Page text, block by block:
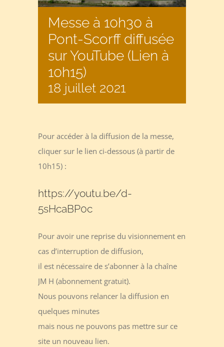
Messe à 10h30 à
Pont-Scorff diffusée
sur YouTube (Lien à
10h15)
18 juillet 2021
Pour accéder à la diffusion de la messe,
cliquer sur le lien ci-dessous (à partir de
10h15) :
https://youtu.be/d-
5sHcaBP0c
Pour avoir une reprise du visionnement en
cas d’interruption de diffusion,
il est nécessaire de s’abonner à la chaîne
JM H (abonnement gratuit).
Nous pouvons relancer la diffusion en
quelques minutes
mais nous ne pouvons pas mettre sur ce
site un nouveau lien.